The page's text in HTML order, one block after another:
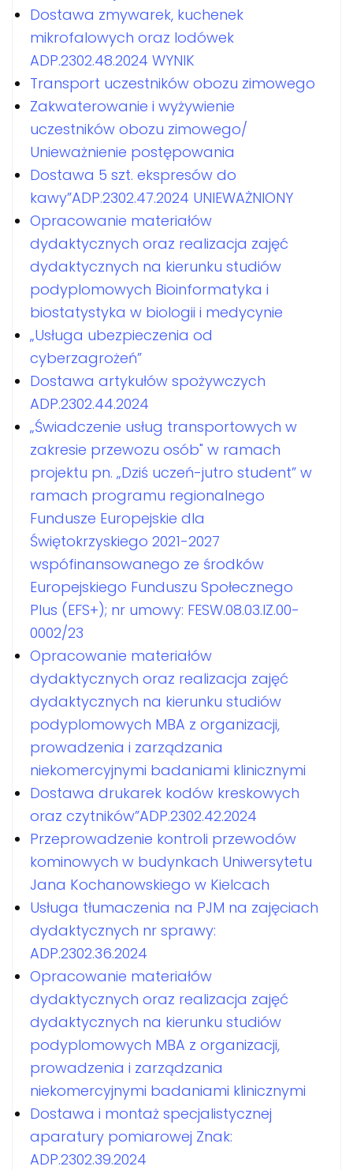
Dostawa zmywarek, kuchenek
mikrofalowych oraz lodówek
ADP.2302.48.2024 WYNIK
Transport uczestników obozu zimowego
Zakwaterowanie i wyżywienie
uczestników obozu zimowego/
Unieważnienie postępowania
Dostawa 5 szt. ekspresów do
kawy”ADP.2302.47.2024 UNIEWAŻNIONY
Opracowanie materiałów
dydaktycznych oraz realizacja zajęć
dydaktycznych na kierunku studiów
podyplomowych Bioinformatyka i
biostatystyka w biologii i medycynie
„Usługa ubezpieczenia od
cyberzagrożeń”
Dostawa artykułów spożywczych
ADP.2302.44.2024
„Świadczenie usług transportowych w
zakresie przewozu osób" w ramach
projektu pn. „Dziś uczeń-jutro student” w
ramach programu regionalnego
Fundusze Europejskie dla
Świętokrzyskiego 2021-2027
wspófinansowanego ze środków
Europejskiego Funduszu Społecznego
Plus (EFS+); nr umowy: FESW.08.03.IZ.00-
0002/23
Opracowanie materiałów
dydaktycznych oraz realizacja zajęć
dydaktycznych na kierunku studiów
podyplomowych MBA z organizacji,
prowadzenia i zarządzania
niekomercyjnymi badaniami klinicznymi
Dostawa drukarek kodów kreskowych
oraz czytników”ADP.2302.42.2024
Przeprowadzenie kontroli przewodów
kominowych w budynkach Uniwersytetu
Jana Kochanowskiego w Kielcach
Usługa tłumaczenia na PJM na zajęciach
dydaktycznych nr sprawy:
ADP.2302.36.2024
Opracowanie materiałów
dydaktycznych oraz realizacja zajęć
dydaktycznych na kierunku studiów
podyplomowych MBA z organizacji,
prowadzenia i zarządzania
niekomercyjnymi badaniami klinicznymi
Dostawa i montaż specjalistycznej
aparatury pomiarowej Znak:
ADP.2302.39.2024